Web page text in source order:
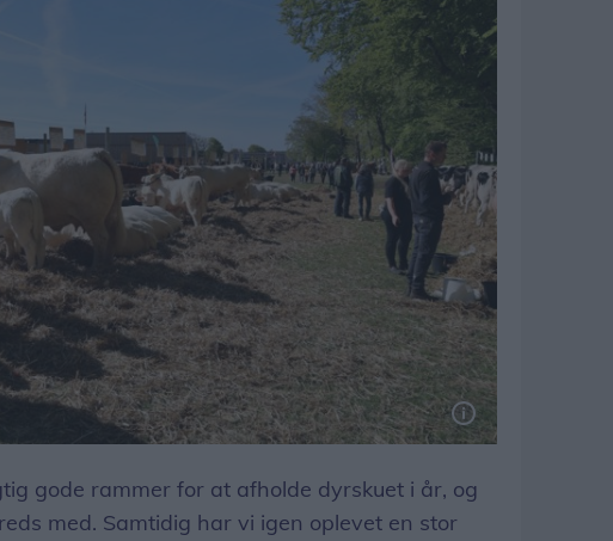
gode rammer for at afholde dyrskuet i år, og
med. Samtidig har vi igen oplevet en stor